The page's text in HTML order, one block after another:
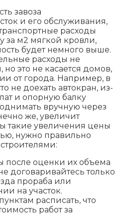
завоза
и его обслуживания,
расходы
за м2 мягкой кровли,
будет немного выше.
расходы не
это не касается домов,
от города. Например, в
не доехать автокран, из-
и опорную балку
вручную через
же, увеличит
такие увеличения цены
нужно правильно
после оценки их объема
договаривайтесь только
прораба или
на участок.
расписать, что
работ за